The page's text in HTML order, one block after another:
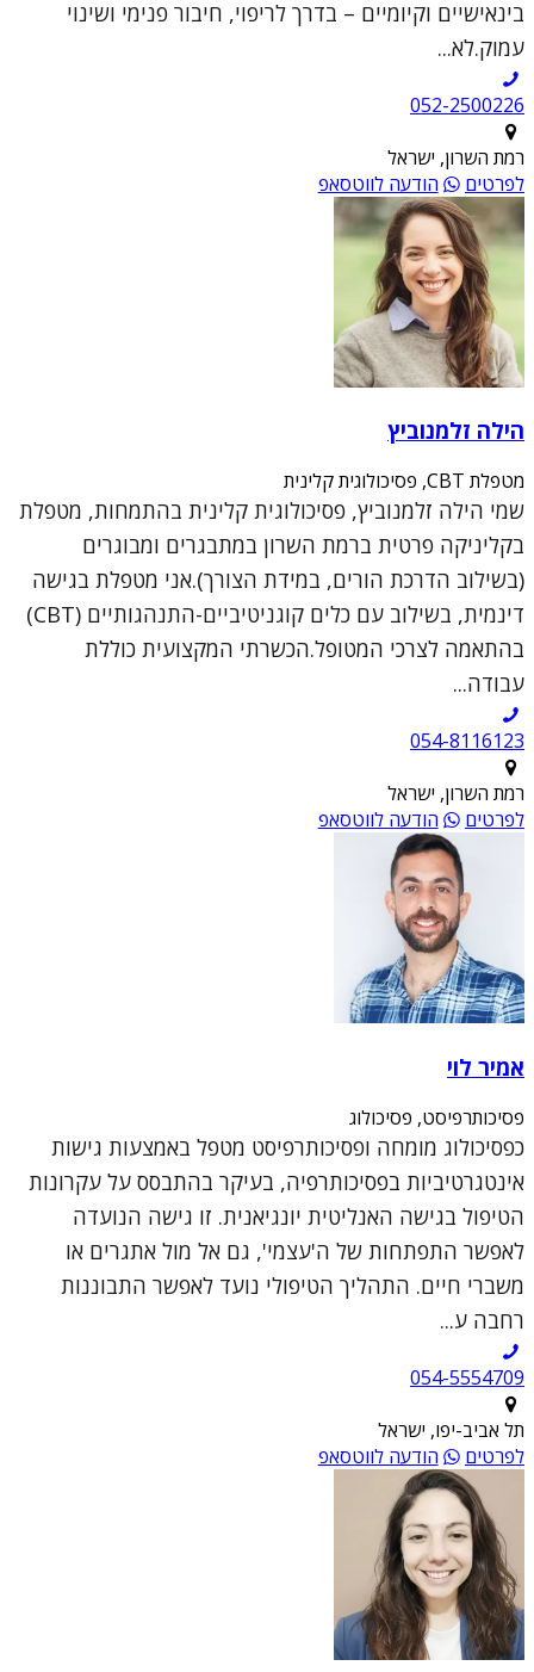
בינאישיים וקיומיים – בדרך לריפוי, חיבור פנימי ושינוי
עמוק.לא...
052-2500226
רמת השרון, ישראל
לפרטים
הודעה לווטסאפ
הילה זלמנוביץ
מטפלת CBT, פסיכולוגית קלינית
שמי הילה זלמנוביץ, פסיכולוגית קלינית בהתמחות, מטפלת
בקליניקה פרטית ברמת השרון במתבגרים ומבוגרים
(בשילוב הדרכת הורים, במידת הצורך).אני מטפלת בגישה
דינמית, בשילוב עם כלים קוגניטיביים-התנהגותיים (CBT)
בהתאמה לצרכי המטופל.הכשרתי המקצועית כוללת
עבודה...
054-8116123
רמת השרון, ישראל
לפרטים
הודעה לווטסאפ
אמיר לוי
פסיכותרפיסט, פסיכולוג
כפסיכולוג מומחה ופסיכותרפיסט מטפל באמצעות גישות
אינטגרטיביות בפסיכותרפיה, בעיקר בהתבסס על עקרונות
הטיפול בגישה האנליטית יונגיאנית. זו גישה הנועדה
לאפשר התפתחות של ה'עצמי', גם אל מול אתגרים או
משברי חיים. התהליך הטיפולי נועד לאפשר התבוננות
רחבה ע...
054-5554709
תל אביב-יפו, ישראל
לפרטים
הודעה לווטסאפ